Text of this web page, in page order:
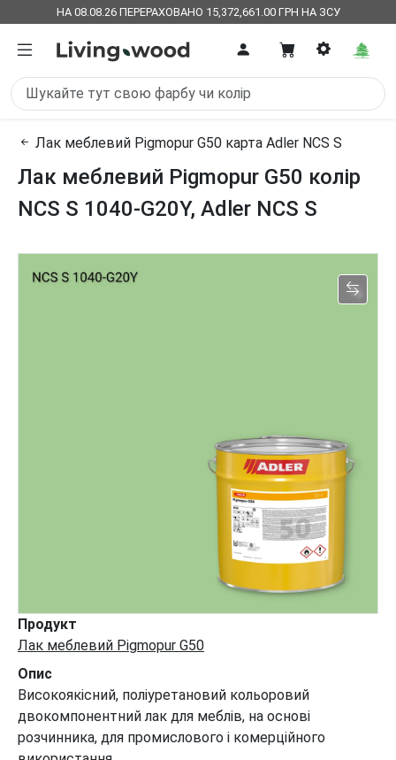
НА 08.08.26 ПЕРЕРАХОВАНО 15,372,661.00 ГРН НА ЗСУ
Лак меблевий Pigmopur G50 карта Adler NCS S
Лак меблевий Pigmopur G50 колір
NCS S 1040-G20Y, Adler NCS S
Продукт
Лак меблевий Pigmopur G50
Опис
Високоякісний, поліуретановий кольоровий
двокомпонентний лак для меблів, на основі
розчинника, для промислового і комерційного